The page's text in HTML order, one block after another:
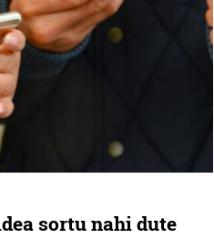
sortu nahi dute